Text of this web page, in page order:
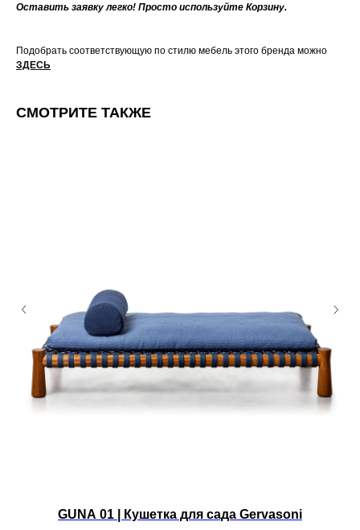
Оставить заявку легко! Просто используйте Корзину.
Подобрать соответствующую по стилю мебель этого бренда можно
ЗДЕСЬ
СМОТРИТЕ ТАКЖЕ
GUNA 01 | Кушетка для сада Gervasoni